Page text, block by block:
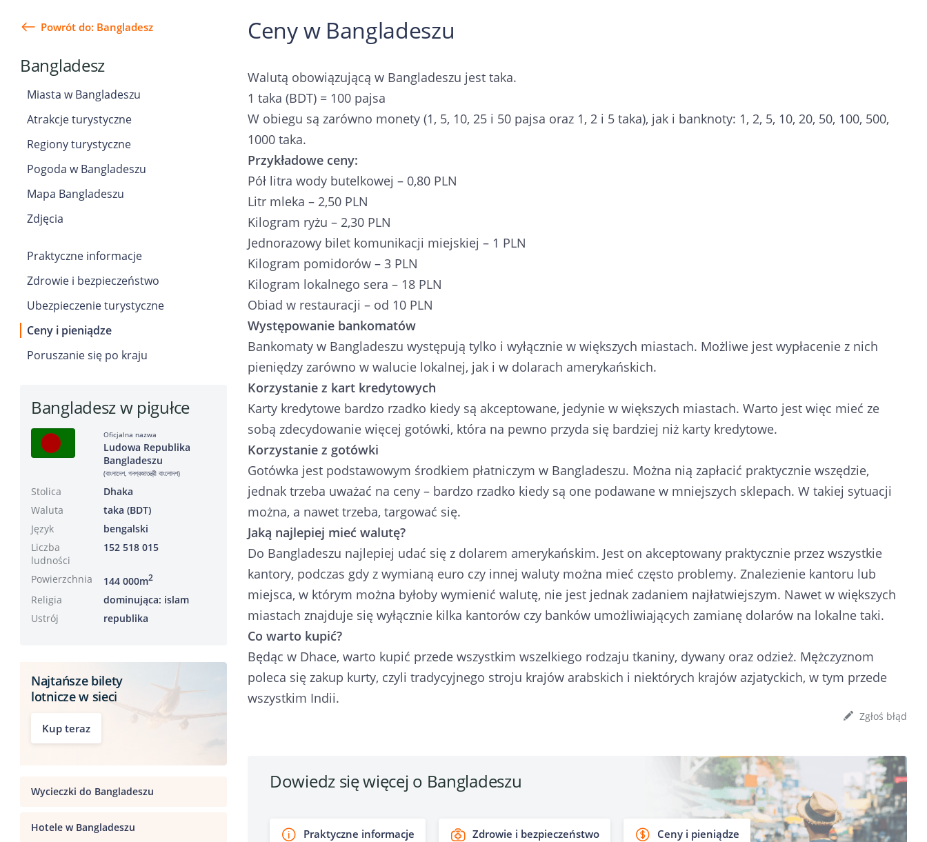
Powrót do: Bangladesz
Bangladesz
Miasta w Bangladeszu
Atrakcje turystyczne
Regiony turystyczne
Pogoda w Bangladeszu
Mapa Bangladeszu
Zdjęcia
Praktyczne informacje
Zdrowie i bezpieczeństwo
Ubezpieczenie turystyczne
Ceny i pieniądze
Poruszanie się po kraju
Bangladesz w pigułce
Oficjalna nazwa
Ludowa Republika
Bangladeszu
(বাংলাদেশ, গনপ্রজাতন্ত্রী বাংলােদশ)
Stolica
Dhaka
Waluta
taka (BDT)
Język
bengalski
Liczba
ludności
152 518 015
Powierzchnia 144 000m2
Religia
dominująca: islam
Ustrój
republika
Najtańsze bilety
lotnicze w sieci
Kup teraz
Wycieczki do Bangladeszu
Hotele w Bangladeszu
Ceny w Bangladeszu
Walutą obowiązującą w Bangladeszu jest taka.
1 taka (BDT) = 100 pajsa
W obiegu są zarówno monety (1, 5, 10, 25 i 50 pajsa oraz 1, 2 i 5 taka), jak i banknoty: 1, 2, 5, 10, 20, 50, 100, 500,
1000 taka.
Przykładowe ceny:
Pół litra wody butelkowej – 0,80 PLN
Litr mleka – 2,50 PLN
Kilogram ryżu – 2,30 PLN
Jednorazowy bilet komunikacji miejskiej – 1 PLN
Kilogram pomidorów – 3 PLN
Kilogram lokalnego sera – 18 PLN
Obiad w restauracji – od 10 PLN
Występowanie bankomatów
Bankomaty w Bangladeszu występują tylko i wyłącznie w większych miastach. Możliwe jest wypłacenie z nich
pieniędzy zarówno w walucie lokalnej, jak i w dolarach amerykańskich.
Korzystanie z kart kredytowych
Karty kredytowe bardzo rzadko kiedy są akceptowane, jedynie w większych miastach. Warto jest więc mieć ze
sobą zdecydowanie więcej gotówki, która na pewno przyda się bardziej niż karty kredytowe.
Korzystanie z gotówki
Gotówka jest podstawowym środkiem płatniczym w Bangladeszu. Można nią zapłacić praktycznie wszędzie,
jednak trzeba uważać na ceny – bardzo rzadko kiedy są one podawane w mniejszych sklepach. W takiej sytuacji
można, a nawet trzeba, targować się.
Jaką najlepiej mieć walutę?
Do Bangladeszu najlepiej udać się z dolarem amerykańskim. Jest on akceptowany praktycznie przez wszystkie
kantory, podczas gdy z wymianą euro czy innej waluty można mieć często problemy. Znalezienie kantoru lub
miejsca, w którym można byłoby wymienić walutę, nie jest jednak zadaniem najłatwiejszym. Nawet w większych
miastach znajduje się wyłącznie kilka kantorów czy banków umożliwiających zamianę dolarów na lokalne taki.
Co warto kupić?
Będąc w Dhace, warto kupić przede wszystkim wszelkiego rodzaju tkaniny, dywany oraz odzież. Mężczyznom
poleca się zakup kurty, czyli tradycyjnego stroju krajów arabskich i niektórych krajów azjatyckich, w tym przede
wszystkim Indii.
Zgłoś błąd
Dowiedz się więcej o Bangladeszu
Praktyczne informacje Zdrowie i bezpieczeństwo Ceny i pieniądze